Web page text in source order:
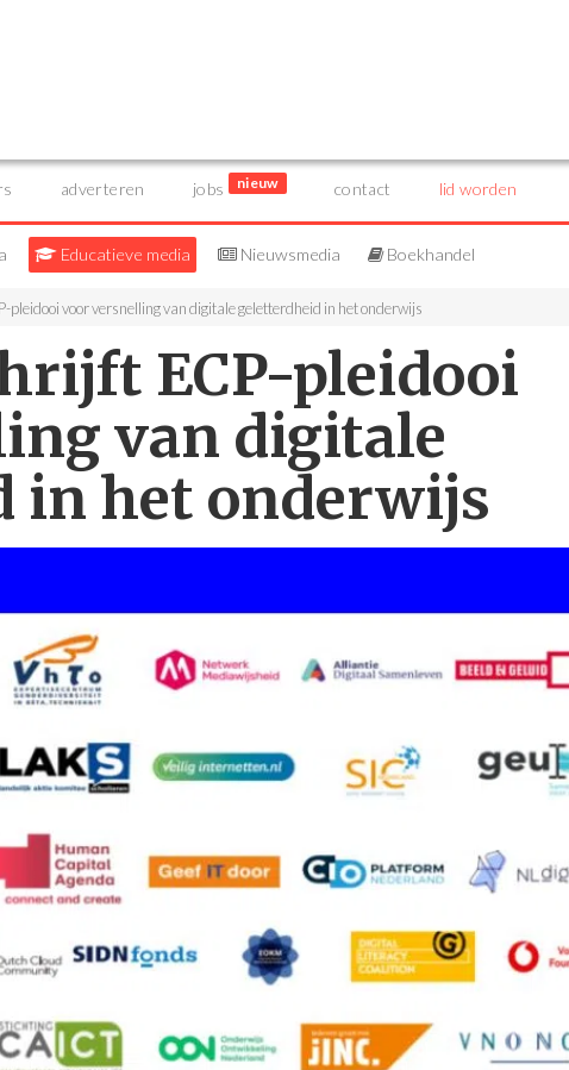
adverteren jobs nieuw contact lid worden
Educatieve media Nieuwsmedia Boekhandel
pleidooi voor versnelling van digitale geletterdheid in het onderwijs
ECP-pleidooi
van digitale
in het onderwijs